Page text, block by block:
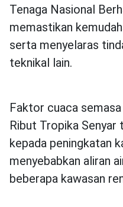
Tenaga Nasional
memastikan
serta menyelaras
teknikal lain.
Faktor cuaca
Ribut Tropika Senyar
kepada peningkatan
menyebabkan aliran
beberapa kawasan